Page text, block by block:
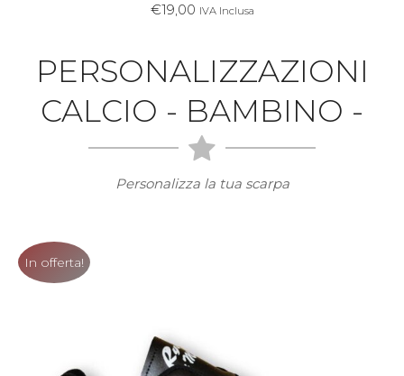
€19,00 IVA Inclusa
PERSONALIZZAZIONI
CALCIO - BAMBINO -
Personalizza la tua scarpa
In offerta!